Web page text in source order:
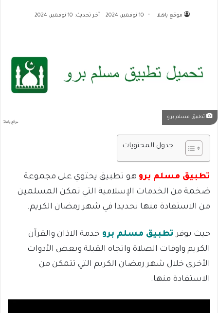
موقع ياهلا 10 نوفمبر، 2024 آخر تحديث: 10 نوفمبر، 2024
تطبيق مسلم برو
جدول المحتويات
تطبيق مسلم برو هو تطبيق يحتوي على مجموعة
ضخمة من الخدمات الإسلامية التي تمكن المسلمين
من الاستفادة منها تحديدا في شهر رمضان الكريم.
حيث يوفرتطبيق مسلم برو خدمة الاذان والقرآن
الكريم واوقات الصلاة واتجاه القبلة وبعض الأدوات
الأخرى خلال شهر رمضان الكريم التي تتمكن من
الاستفادة منها.